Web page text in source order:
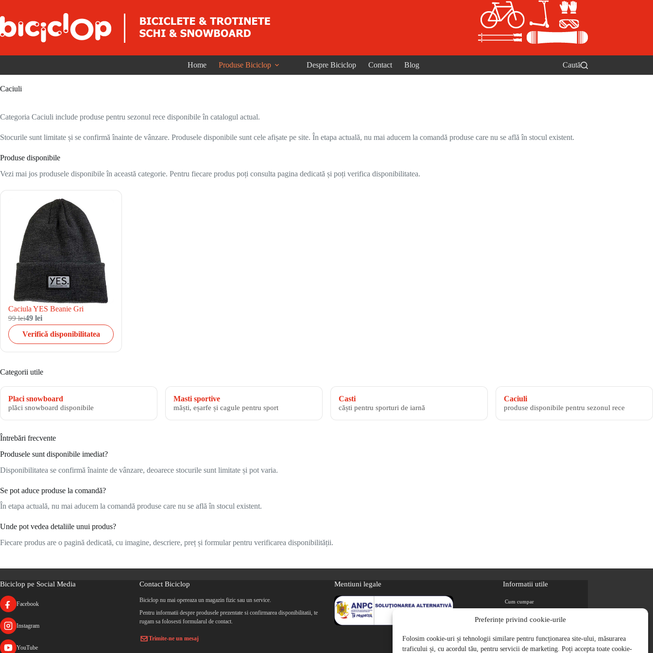
Preferințe privind cookie-urile
Folosim cookie-uri și tehnologii similare pentru funcționarea site-ului, măsurarea
traficului și, cu acordul tău, pentru servicii de marketing. Poți accepta toate cookie-
Home Produse Biciclop Despre Biciclop Contact Blog Caută
Caciuli
Categoria Caciuli include produse pentru sezonul rece disponibile în catalogul actual.
Stocurile sunt limitate și se confirmă înainte de vânzare. Produsele disponibile sunt cele afișate pe site. În etapa actuală, nu mai aducem la comandă produse care nu se află în stocul existent.
Produse disponibile
Vezi mai jos produsele disponibile în această categorie. Pentru fiecare produs poți consulta pagina dedicată și poți verifica disponibilitatea.
Caciula YES Beanie Gri
99 lei49 lei
Verifică disponibilitatea
Categorii utile
Placi snowboard
plăci snowboard disponibile
Masti sportive
măști, eșarfe și cagule pentru sport
Casti
căști pentru sporturi de iarnă
Caciuli
produse disponibile pentru sezonul rece
Întrebări frecvente
Produsele sunt disponibile imediat?
Disponibilitatea se confirmă înainte de vânzare, deoarece stocurile sunt limitate și pot varia.
Se pot aduce produse la comandă?
În etapa actuală, nu mai aducem la comandă produse care nu se află în stocul existent.
Unde pot vedea detaliile unui produs?
Fiecare produs are o pagină dedicată, cu imagine, descriere, preț și formular pentru verificarea disponibilității.
Biciclop pe Social Media
Facebook
Instagram
YouTube
Contact Biciclop
Biciclop nu mai opereaza un magazin fizic sau un service.
Pentru informatii despre produsele prezentate si confirmarea disponibilitatii, te
rugam sa folosesti formularul de contact.
Trimite-ne un mesaj
Mentiuni legale Informatii utile
Cum cumpar
Magazine partenere
Retur